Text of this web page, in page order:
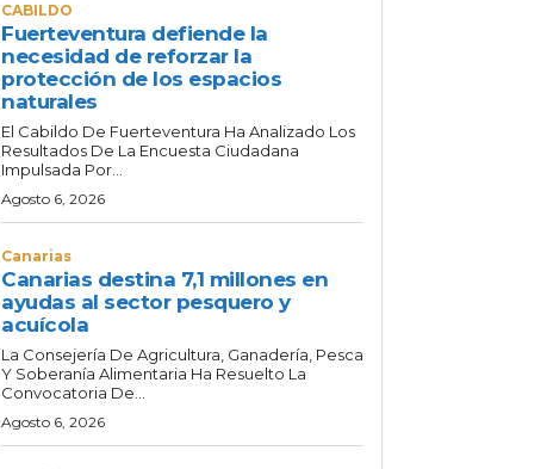
CABILDO
Fuerteventura defiende la
necesidad de reforzar la
protección de los espacios
naturales
El Cabildo De Fuerteventura Ha Analizado Los
Resultados De La Encuesta Ciudadana
Impulsada Por...
Agosto 6, 2026
Canarias
Canarias destina 7,1 millones en
ayudas al sector pesquero y
acuícola
La Consejería De Agricultura, Ganadería, Pesca
Y Soberanía Alimentaria Ha Resuelto La
Convocatoria De...
Agosto 6, 2026